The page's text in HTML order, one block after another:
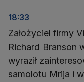
18:33
Założyciel firmy
Richard Branson
wyraził
samolotu Mrija i